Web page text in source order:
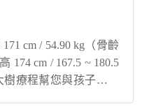
cm / 54.90 kg（骨齡
174 cm / 167.5 ~ 180.5
療程幫您與孩子解決